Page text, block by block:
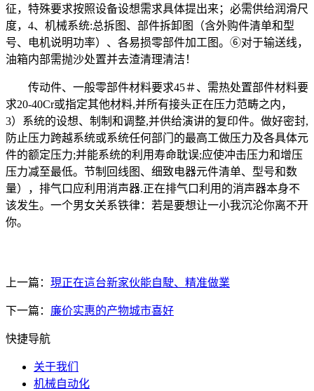
征，特殊要求按照设备设想需求具体提出来；必需供给润滑尺
度，4、机械系统:总拆图、部件拆卸图（含外购件清单和型
号、电机说明功率）、各易损零部件加工图。⑥对于输送线，
油箱内部需抛沙处置并去渣清理清洁！
传动件、一般零部件材料要求45＃、需热处置部件材料要
求20-40Cr或指定其他材料,并所有接头正在压力范畴之内，
3）系统的设想、制制和调整,并供给演讲的复印件。做好密封,
防止压力跨越系统或系统任何部门的最高工做压力及各具体元
件的额定压力;并能系统的利用寿命耽误;应使冲击压力和增压
压力减至最低。节制回线图、细致电器元件清单、型号和数
量），排气口应利用消声器.正在排气口利用的消声器本身不
该发生。一个男女关系铁律：若是要想让一小我沉沦你离不开
你。
上一篇： 現正在這台新家伙能自駛、精准做業
下一篇： 廉价实惠的产物城市喜好
快捷导航
关于我们
机械自动化